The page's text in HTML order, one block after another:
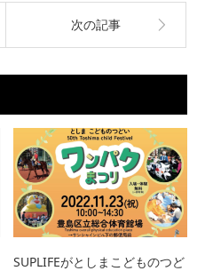
次の記事
SUPLIFEがとしまこどものつど